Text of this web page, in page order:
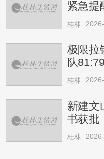
紧急提
桂林
极限拉
队
连胜
桂林
新建文
书获批
桂林